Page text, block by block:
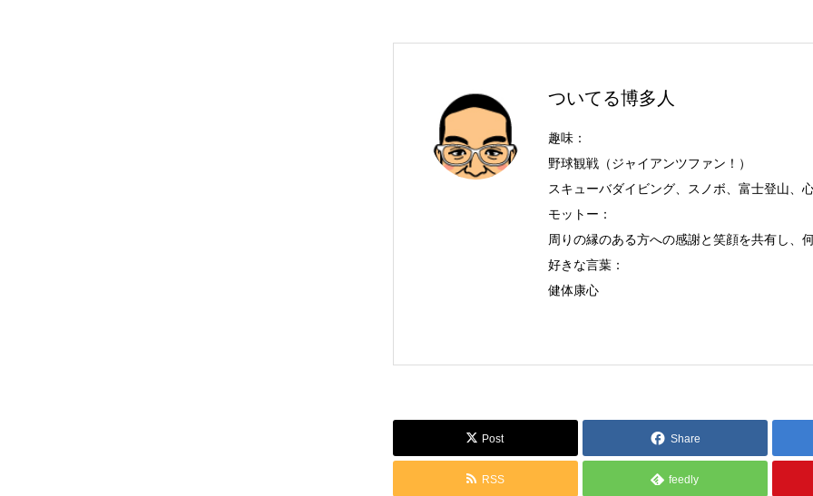
ついてる博多人
趣味：
野球観戦（ジャイアンツファン！）
スキューバダイビング、スノボ、富士登山、
モットー：
周りの縁のある方への感謝と笑顔を共有し、
好きな言葉：
健体康心
Post Share
RSS feedly